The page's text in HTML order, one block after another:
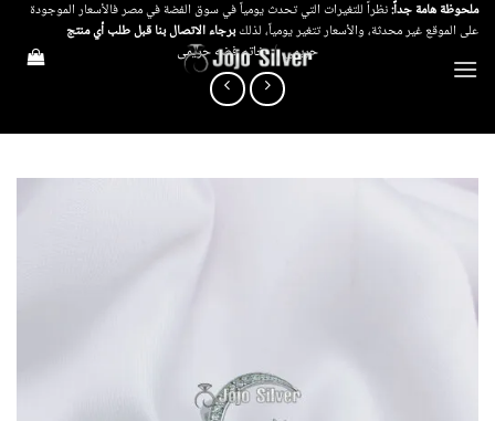
تخطي
للمحتوى
ملحوظة هامة جداً:نظراً للتغيرات التي تحدث يومياً في سوق الفضة في مصر فالأسعار الموجودة
على الموقع غير محدثة، والأسعار تتغير يومياً، لذلكبرجاء الاتصال بنا قبل طلب أي منتج
حريمي / خاتم فضه حريمى